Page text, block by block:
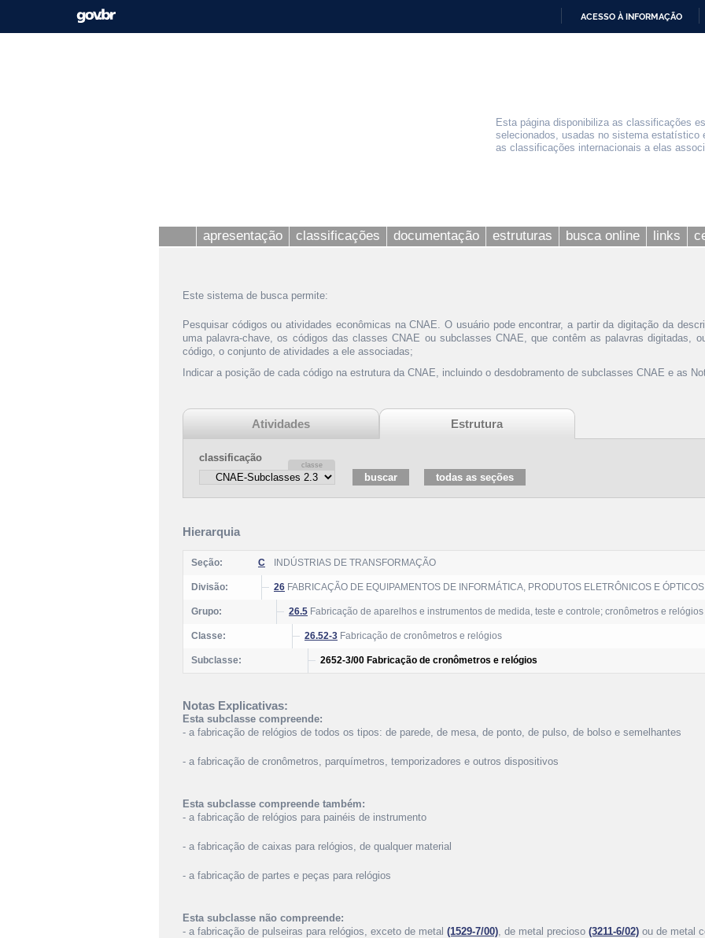
ACESSO À INFORMAÇÃO
Esta página disponibiliza as classificações
selecionados, usadas no sistema
as classificações internacionais a elas
apresentação classificações documentação estruturas busca online links
Este sistema de busca permite:
Pesquisar códigos ou atividades econômicas na CNAE. O usuário pode encontrar, a partir da digitação da
uma palavra-chave, os códigos das classes CNAE ou subclasses CNAE, que contêm as palavras digitadas,
código, o conjunto de atividades a ele associadas;
Indicar a posição de cada código na estrutura da CNAE, incluindo o desdobramento de subclasses CNAE e as
Atividades Estrutura
classificação
Hierarquia
Seção: C INDÚSTRIAS DE TRANSFORMAÇÃO
Divisão: 26 FABRICAÇÃO DE EQUIPAMENTOS DE INFORMÁTICA, PRODUTOS ELETRÔNICOS E ÓPTICOS
Grupo: 26.5 Fabricação de aparelhos e instrumentos de medida, teste e controle; cronômetros e relógios
Classe: 26.52-3 Fabricação de cronômetros e relógios
Subclasse: 2652-3/00 Fabricação de cronômetros e relógios
Notas Explicativas:
Esta subclasse compreende:
- a fabricação de relógios de todos os tipos: de parede, de mesa, de ponto, de pulso, de bolso e semelhantes
- a fabricação de cronômetros, parquímetros, temporizadores e outros dispositivos
Esta subclasse compreende também:
- a fabricação de relógios para painéis de instrumento
- a fabricação de caixas para relógios, de qualquer material
- a fabricação de partes e peças para relógios
Esta subclasse não compreende:
- a fabricação de pulseiras para relógios, exceto de metal (1529-7/00), de metal precioso (3211-6/02) ou de metal